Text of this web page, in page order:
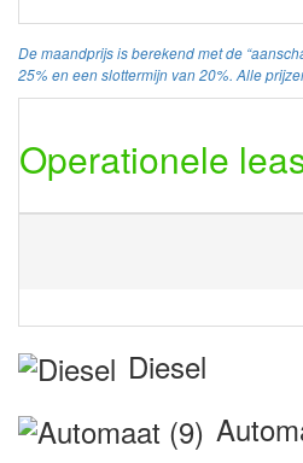
De maandprijs is berekend met de
25% en een slottermijn van 20%. Alle
Operationele
Diesel